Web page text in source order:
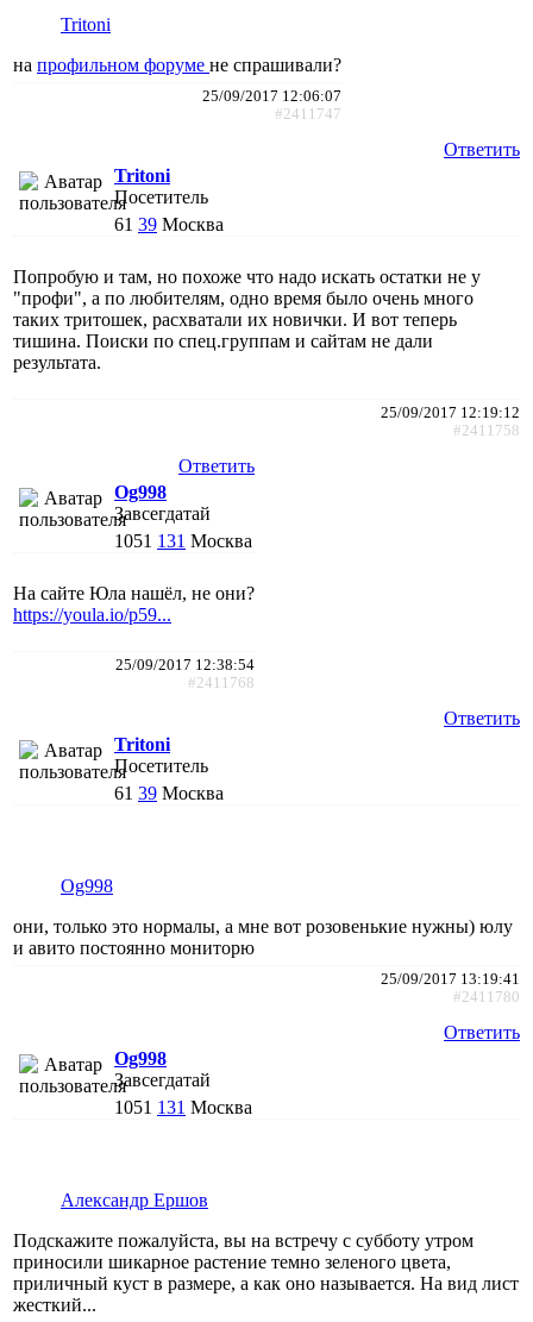
Tritoni
на профильном форуме не спрашивали?
25/09/2017 12:06:07
#2411747
Ответить
Tritoni
Посетитель
61 39 Москва
Попробую и там, но похоже что надо искать остатки не у
"профи", а по любителям, одно время было очень много
таких тритошек, расхватали их новички. И вот теперь
тишина. Поиски по спец.группам и сайтам не дали
результата.
25/09/2017 12:19:12
#2411758
Ответить
Og998
Завсегдатай
1051 131 Москва
На сайте Юла нашёл, не они?
https://youla.io/p59...
25/09/2017 12:38:54
#2411768
Ответить
Tritoni
Посетитель
61 39 Москва
Og998
они, только это нормалы, а мне вот розовенькие нужны) юлу
и авито постоянно мониторю
25/09/2017 13:19:41
#2411780
Ответить
Og998
Завсегдатай
1051 131 Москва
Александр Ершов
Подскажите пожалуйста, вы на встречу с субботу утром
приносили шикарное растение темно зеленого цвета,
приличный куст в размере, а как оно называется. На вид лист
жесткий...